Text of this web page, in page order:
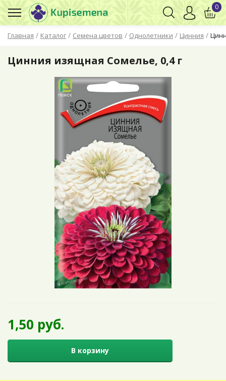
Главная / Каталог / Семена цветов / Однолетники / Цинния /
0
Цинния изящная Сомелье, 0,4 г
1,50 руб.
В корзину